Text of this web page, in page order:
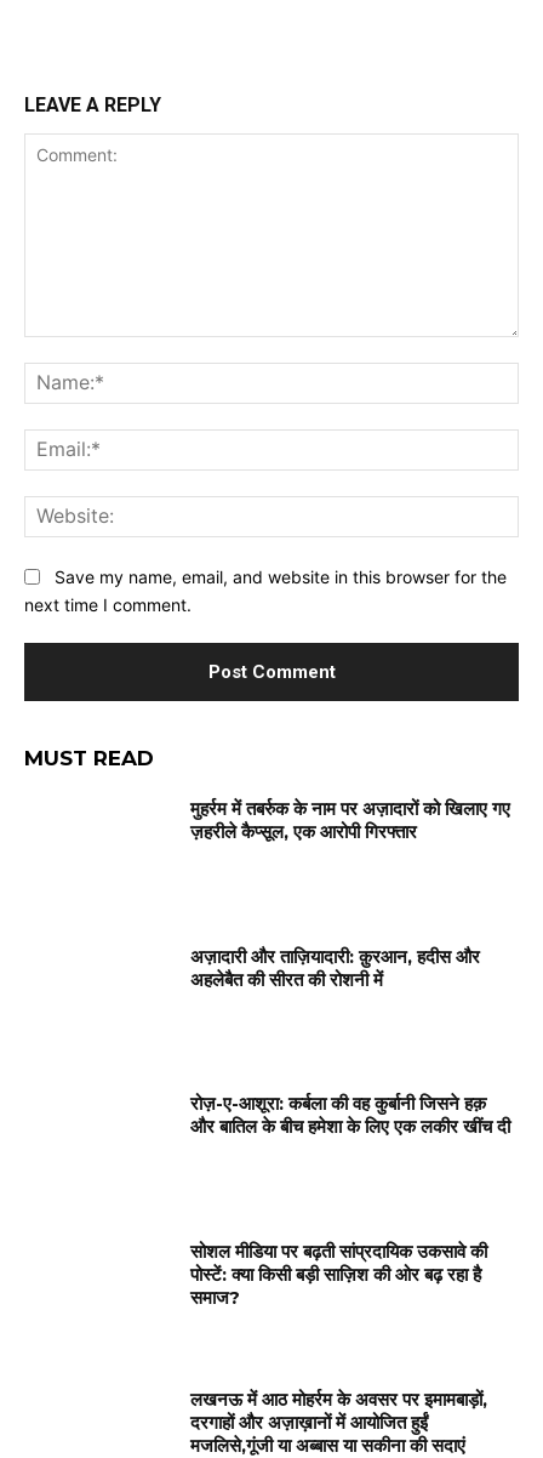
LEAVE A REPLY
Save my name, email, and website in this browser for the
next time I comment.
MUST READ
मुहर्रम में तबर्रुक के नाम पर अज़ादारों को खिलाए गए
ज़हरीले कैप्सूल, एक आरोपी गिरफ्तार
अज़ादारी और ताज़ियादारी: क़ुरआन, हदीस और
अहलेबैत की सीरत की रोशनी में
रोज़-ए-आशूरा: कर्बला की वह कुर्बानी जिसने हक़
और बातिल के बीच हमेशा के लिए एक लकीर खींच दी
सोशल मीडिया पर बढ़ती सांप्रदायिक उकसावे की
पोस्टें: क्या किसी बड़ी साज़िश की ओर बढ़ रहा है
समाज?
लखनऊ में आठ मोहर्रम के अवसर पर इमामबाड़ों,
दरगाहों और अज़ाख़ानों में आयोजित हुईं
मजलिसे,गूंजी या अब्बास या सकीना की सदाएं